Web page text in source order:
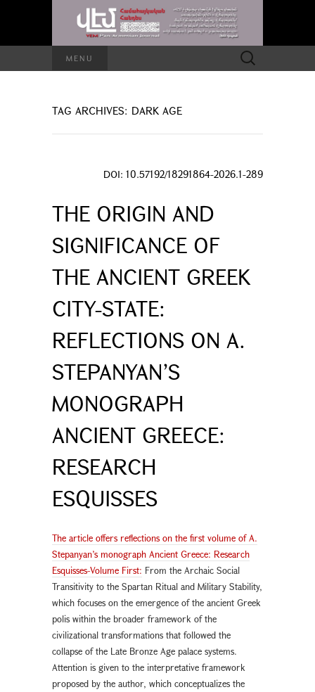
MENU
Search
for:
TAG ARCHIVES: DARK AGE
DOI: 10.57192/18291864-2026.1-289
THE ORIGIN AND
SIGNIFICANCE OF
THE ANCIENT GREEK
CITY-STATE:
REFLECTIONS ON A.
STEPANYAN’S
MONOGRAPH
ANCIENT GREECE:
RESEARCH
ESQUISSES
The article offers reflections on the first volume of A.
Stepanyan’s monograph Ancient Greece: Research
Esquisses-Volume First: From the Archaic Social
Transitivity to the Spartan Ritual and Military Stability,
which focuses on the emergence of the ancient Greek
polis within the broader framework of the
civilizational transformations that followed the
collapse of the Late Bronze Age palace systems.
Attention is given to the interpretative framework
proposed by the author, which conceptualizes the